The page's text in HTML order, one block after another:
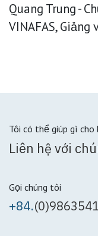
Quang Trung -
VINAFAS, Giảng
Tôi có thể giúp gì cho
Liên hệ với
Gọi chúng tôi
+84.